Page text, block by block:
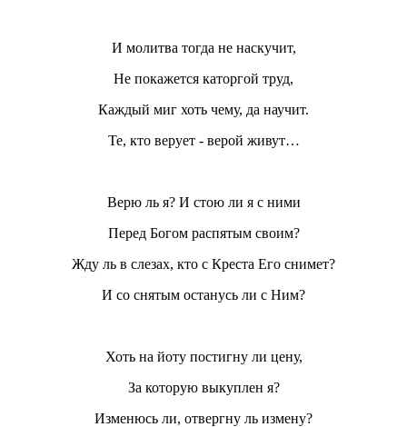
И молитва тогда не наскучит,
Не покажется каторгой труд,
Каждый миг хоть чему, да научит.
Те, кто верует - верой живут…
Верю ль я? И стою ли я с ними
Перед Богом распятым своим?
Жду ль в слезах, кто с Креста Его снимет?
И со снятым останусь ли с Ним?
Хоть на йоту постигну ли цену,
За которую выкуплен я?
Изменюсь ли, отвергну ль измену?